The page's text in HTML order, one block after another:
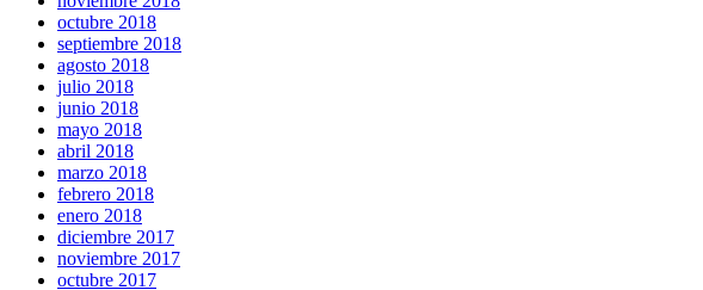
octubre 2018
septiembre 2018
agosto 2018
julio 2018
junio 2018
mayo 2018
abril 2018
marzo 2018
febrero 2018
enero 2018
diciembre 2017
noviembre 2017
octubre 2017